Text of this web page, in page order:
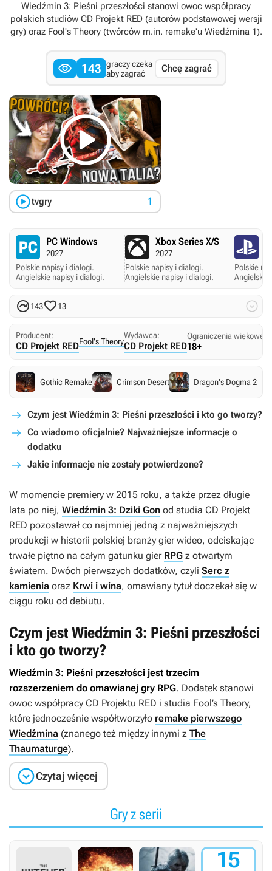
Wiedźmin 3: Pieśni przeszłości stanowi owoc współpracy
polskich studiów CD Projekt RED (autorów podstawowej wersji
gry) oraz Fool's Theory (twórców m.in. remake'u Wiedźmina 1).
 143 graczy czeka
aby zagrać
Chcę zagrać

tvgry 1
PC Windows
2027
Polskie napisy i dialogi.
Angielskie napisy i dialogi.
Xbox Series X/S
2027
Polskie napisy i dialogi.
Angielskie napisy i dialogi.
Polskie
Angielskie
14313 
Producent:
CD Projekt REDFool's Theory
Wydawca:
CD Projekt RED
Ograniczenia wiekowe:
18+
Gothic Remake Crimson Desert Dragon's Dogma 2
Czym jest Wiedźmin 3: Pieśni przeszłości i kto go tworzy?
Co wiadomo oficjalnie? Najważniejsze informacje o
dodatku
Jakie informacje nie zostały potwierdzone?
W momencie premiery w 2015 roku, a także przez długie
lata po niej, Wiedźmin 3: Dziki Gon od studia CD Projekt
RED pozostawał co najmniej jedną z najważniejszych
produkcji w historii polskiej branży gier wideo, odciskając
trwałe piętno na całym gatunku gier RPG z otwartym
światem. Dwóch pierwszych dodatków, czyli Serc z
kamienia oraz Krwi i wina, omawiany tytuł doczekał się w
ciągu roku od debiutu.
Czym jest Wiedźmin 3: Pieśni przeszłości
i kto go tworzy?
Wiedźmin 3: Pieśni przeszłości jest trzecim
rozszerzeniem do omawianej gry RPG. Dodatek stanowi
owoc współpracy CD Projektu RED i studia Fool’s Theory,
które jednocześnie współtworzyło remake pierwszego
Wiedźmina (znanego też między innymi z The
Thaumaturge).
Czytaj więcej
Gry z serii
15